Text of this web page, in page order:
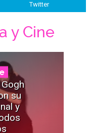
Twitter
y Cine
su
y